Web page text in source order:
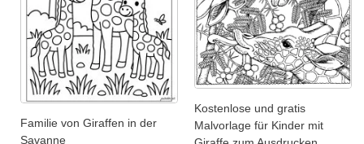
Familie von Giraffen in der
Savanne
Kostenlose und gratis
Malvorlage für Kinder mit